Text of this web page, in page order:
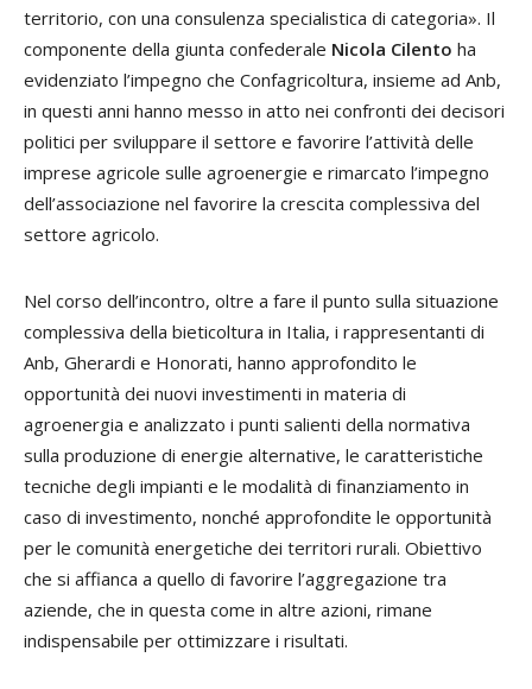
territorio, con una consulenza specialistica di categoria». Il
componente della giunta confederale Nicola Cilento ha
evidenziato l’impegno che Confagricoltura, insieme ad Anb,
in questi anni hanno messo in atto nei confronti dei decisori
politici per sviluppare il settore e favorire l’attività delle
imprese agricole sulle agroenergie e rimarcato l’impegno
dell’associazione nel favorire la crescita complessiva del
settore agricolo.
Nel corso dell’incontro, oltre a fare il punto sulla situazione
complessiva della bieticoltura in Italia, i rappresentanti di
Anb, Gherardi e Honorati, hanno approfondito le
opportunità dei nuovi investimenti in materia di
agroenergia e analizzato i punti salienti della normativa
sulla produzione di energie alternative, le caratteristiche
tecniche degli impianti e le modalità di finanziamento in
caso di investimento, nonché approfondite le opportunità
per le comunità energetiche dei territori rurali. Obiettivo
che si affianca a quello di favorire l’aggregazione tra
aziende, che in questa come in altre azioni, rimane
indispensabile per ottimizzare i risultati.